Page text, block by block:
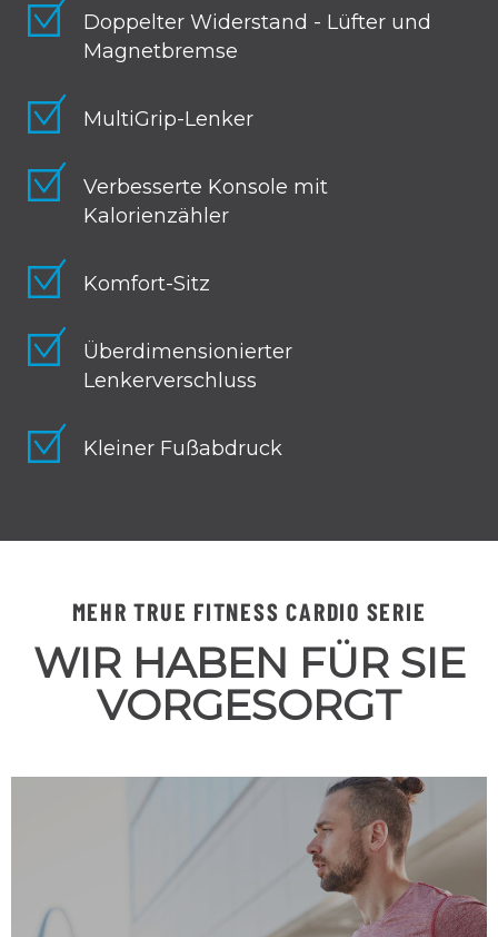
Doppelter Widerstand - Lüfter und
Magnetbremse
MultiGrip-Lenker
Verbesserte Konsole mit
Kalorienzähler
Komfort-Sitz
Überdimensionierter
Lenkerverschluss
Kleiner Fußabdruck
MEHR TRUE FITNESS CARDIO SERIE
WIR HABEN FÜR SIE
VORGESORGT